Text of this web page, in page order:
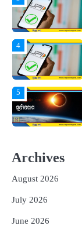
5
1
Archives
August 2026
July 2026
June 2026